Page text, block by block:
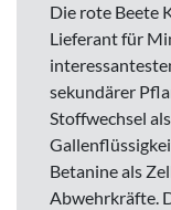
Die rote Beete
Lieferant für
sekundärer
Stoffwechsel
Betanine als
Abwehrkräfte.